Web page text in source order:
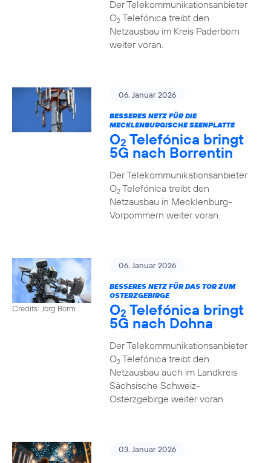
Der Telekommunikationsanbieter
O2Telefónica treibt den
Netzausbau im Kreis Paderborn
weiter voran.
06. Januar 2026
BESSERES NETZ FÜR DIE
MECKLENBURGISCHE SEENPLATTE
O2 Telefónica bringt
5G nach Borrentin
Der Telekommunikationsanbieter
O2Telefónica treibt den
Netzausbau in Mecklenburg-
Vorpommern weiter voran.
Credits: Jörg Borm
06. Januar 2026
BESSERES NETZ FÜR DAS TOR ZUM
OSTERZGEBIRGE
O2 Telefónica bringt
5G nach Dohna
Der Telekommunikationsanbieter
O2Telefónica treibt den
Netzausbau auch im Landkreis
Sächsische Schweiz-
Osterzgebirge weiter voran
03. Januar 2026